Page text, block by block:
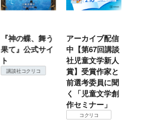
『神の蝶、舞う
果て』公式サイ
ト
講談社コクリコ
アーカイブ配信
中【第67回講談
社児童文学新人
賞】受賞作家と
前選考委員に聞
く「児童文学創
作セミナー」
コクリコ